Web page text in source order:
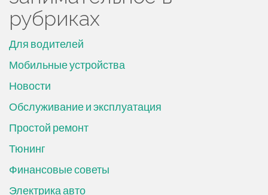
рубриках
Для водителей
Мобильные устройства
Новости
Обслуживание и эксплуатация
Простой ремонт
Тюнинг
Финансовые советы
Электрика авто